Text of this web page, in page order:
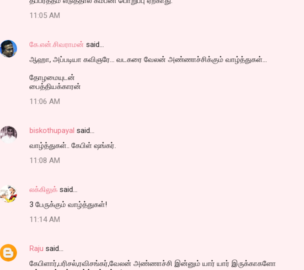
11:05 AM
கே.என்.சிவராமன் said…
ஆஹா, அப்படியா கவிஞரே... வடகரை வேலன் அண்ணாச்சிக்கும் வாழ்த்துகள்...
தோழமையுடன்
பைத்தியக்காரன்
11:06 AM
biskothupayal said…
வாழ்த்துகள்.. கேபிள் ஷங்கர்.
11:08 AM
லக்கிலுக் said…
3 பேருக்கும் வாழ்த்துகள்!
11:14 AM
Raju said…
கேபிளார்,பரிசல்,ரவிசங்கர்,வேலன் அண்ணாச்சி இன்னும் யார் யார் இருக்காகளோ